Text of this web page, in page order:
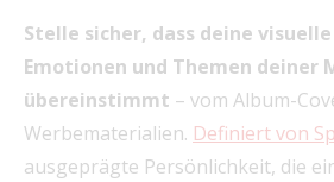
Stelle sicher, dass deine
Emotionen und Themen deiner
übereinstimmt – vom Album-
Werbematerialien. Definiert von
ausgeprägte Persönlichkeit, die